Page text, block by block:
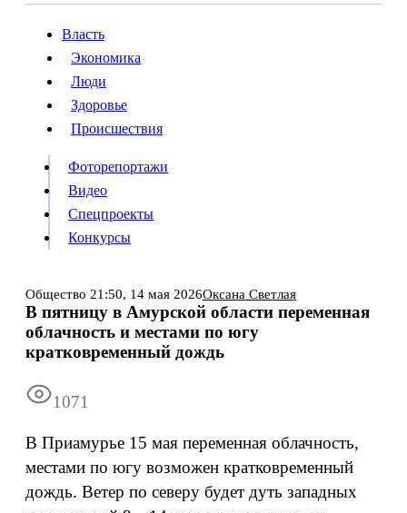
Власть
Происшествия
Видео
Конкурсы
Реклама Все новости
Власть
Экономика
Люди
Здоровье
Происшествия
Фоторепортажи
Видео
Спецпроекты
Конкурсы
Общество 21:50, 14 мая 2026Оксана Светлая
В пятницу в Амурской области переменная
облачность и местами по югу
кратковременный дождь
1071
В Приамурье 15 мая переменная облачность,
местами по югу возможен кратковременный
дождь. Ветер по северу будет дуть западных